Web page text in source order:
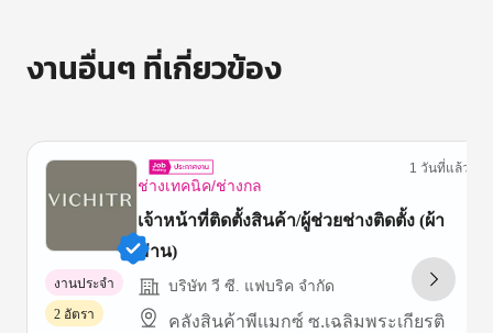
งานอื่นๆ ที่เกี่ยวข้อง
ช่างเทคนิค/ช่างกล
1 วันที่แล้ว
เจ้าหน้าที่ติดตั้งสินค้า/ผู้ช่วยช่างติดตั้ง (ผ้า
ม่าน)
บริษัท วี ซี. แฟบริค จำกัด
คลังสินค้าพีเเมกซ์ ซ.เฉลิมพระเกียรติ
งานประจำ
2 อัตรา